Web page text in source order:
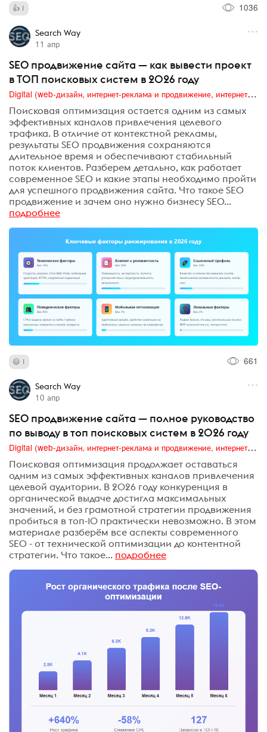
1 1036
Search Way
11 апр
SEO продвижение сайта — как вывести проект
в ТОП поисковых систем в 2026 году
Digital (web-дизайн, интернет-реклама и продвижение, интернет-сообщества и блоги, интернет-коммуникации, мобильный маркетинг, реклама на цифровых экранах)
Поисковая оптимизация остается одним из самых
эффективных каналов привлечения целевого
трафика. В отличие от контекстной рекламы,
результаты SEO продвижения сохраняются
длительное время и обеспечивают стабильный
поток клиентов. Разберем детально, как работает
современное SEO и какие этапы необходимо пройти
для успешного продвижения сайта. Что такое SEO
продвижение и зачем оно нужно бизнесу SEO...
подробнее
1 661
Search Way
10 апр
SEO продвижение сайта — полное руководство
по выводу в топ поисковых систем в 2026 году
Digital (web-дизайн, интернет-реклама и продвижение, интернет-сообщества и блоги, интернет-коммуникации, мобильный маркетинг, реклама на цифровых экранах)
Поисковая оптимизация продолжает оставаться
одним из самых эффективных каналов привлечения
целевой аудитории. В 2026 году конкуренция в
органической выдаче достигла максимальных
значений, и без грамотной стратегии продвижения
пробиться в топ-10 практически невозможно. В этом
материале разберём все аспекты современного
SEO - от технической оптимизации до контентной
стратегии. Что такое... подробнее